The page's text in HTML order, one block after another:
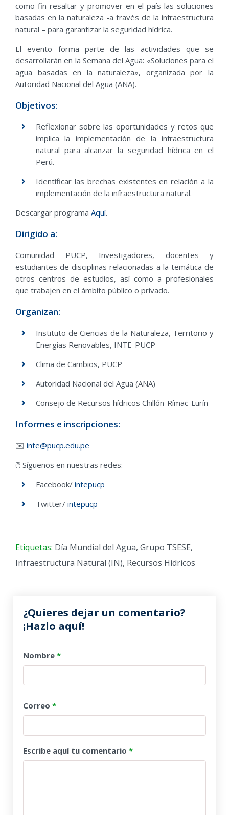
como fin resaltar y promover en el país las soluciones
basadas en la naturaleza -a través de la infraestructura
natural – para garantizar la seguridad hídrica.
El evento forma parte de las actividades que se
desarrollarán en la Semana del Agua: «Soluciones para el
agua basadas en la naturaleza», organizada por la
Autoridad Nacional del Agua (ANA).
Objetivos:
Reflexionar sobre las oportunidades y retos que
implica la implementación de la infraestructura
natural para alcanzar la seguridad hídrica en el
Perú.
Identificar las brechas existentes en relación a la
implementación de la infraestructura natural.
Descargar programa Aquí.
Dirigido a:
Comunidad PUCP, Investigadores, docentes y
estudiantes de disciplinas relacionadas a la temática de
otros centros de estudios, así como a profesionales
que trabajen en el ámbito público o privado.
Organizan:
Instituto de Ciencias de la Naturaleza, Territorio y
Energías Renovables, INTE-PUCP
Clima de Cambios, PUCP
Autoridad Nacional del Agua (ANA)
Consejo de Recursos hídricos Chillón-Rímac-Lurín
Informes e inscripciones:
✉️ inte@pucp.edu.pe
🖱️ Síguenos en nuestras redes:
Facebook/ intepucp
Twitter/ intepucp
Etiquetas: Día Mundial del Agua, Grupo TSESE,
Infraestructura Natural (IN), Recursos Hídricos
¿Quieres dejar un comentario?
¡Hazlo aquí!
Nombre *
Correo *
Escribe aquí tu comentario *